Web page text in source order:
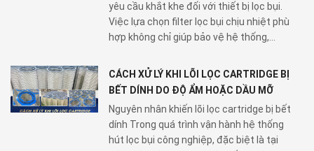
yêu cầu khắt khe đối với thiết bị lọc bụi.
Việc lựa chọn filter lọc bụi chịu nhiệt phù
hợp không chỉ giúp bảo vệ hệ thống,...
CÁCH XỬ LÝ KHI LÕI LỌC CARTRIDGE BỊ
BẾT DÍNH DO ĐỘ ẨM HOẶC DẦU MỠ
Nguyên nhân khiến lõi lọc cartridge bị bết
dính Trong quá trình vận hành hệ thống
hút lọc bụi công nghiệp, đặc biệt là tại